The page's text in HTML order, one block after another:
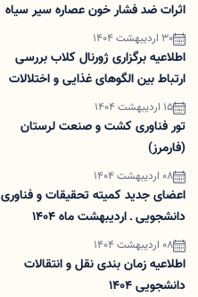
اثرات ضد فشار خون عصاره سیر سیاه
کهنه در بیماران مبتلا به فشارخون
گرید۱ تحت درمان دارویی
30 اردیبهشت 1404
اطلاعیه برگزاری ژورنال کلاب بررسی
ارتباط بین الگوهای غذایی و اختلالات
پیش از قاعدگی
15 اردیبهشت 1404
تور فناوری کشت و صنعت لرستان
(فارمرز)
08 اردیبهشت 1404
اعضای جدید کمیته تحقیقات و فناوری
دانشجویی ـ اردیبهشت ماه 1404
08 اردیبهشت 1404
اطلاعیه زمان بندی نقل و انتقالات
دانشجویی 1404